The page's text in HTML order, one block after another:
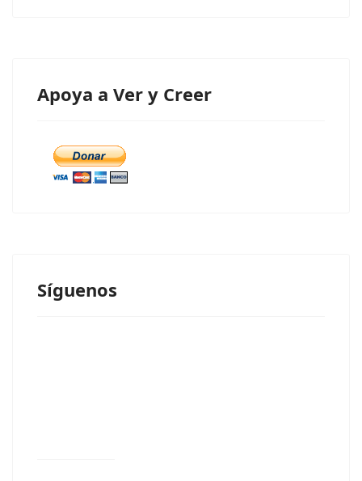
Apoya a Ver y Creer
Síguenos